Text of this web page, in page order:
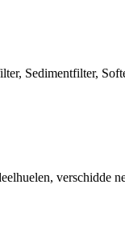
Sedimentfilter,
verschidde